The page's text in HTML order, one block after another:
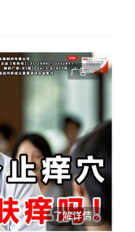
广告
了解详情